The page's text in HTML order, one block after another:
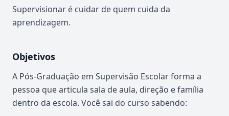
Supervisionar é cuidar de quem cuida da
aprendizagem.
Objetivos
A Pós-Graduação em Supervisão Escolar forma a
pessoa que articula sala de aula, direção e família
dentro da escola. Você sai do curso sabendo: